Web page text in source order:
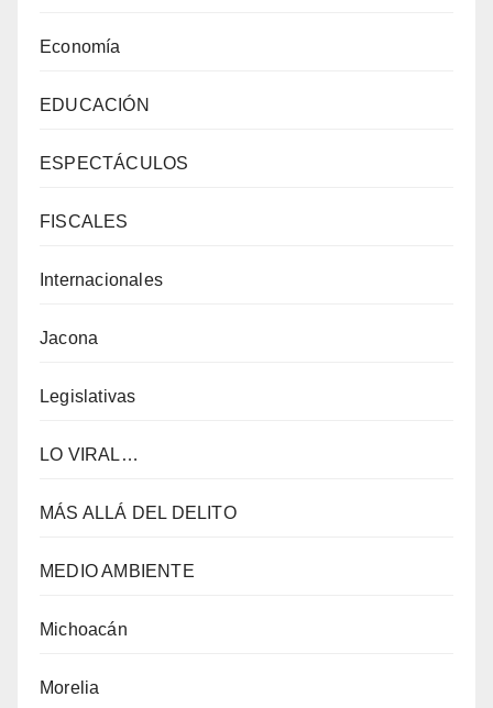
Economía
EDUCACIÓN
ESPECTÁCULOS
FISCALES
Internacionales
Jacona
Legislativas
LO VIRAL…
MÁS ALLÁ DEL DELITO
MEDIO AMBIENTE
Michoacán
Morelia